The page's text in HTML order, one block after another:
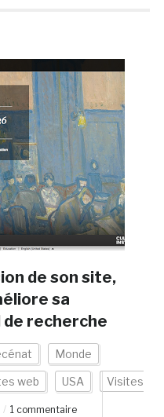
de son site,
sa
recherche
Monde
web USA Visites
1 commentaire